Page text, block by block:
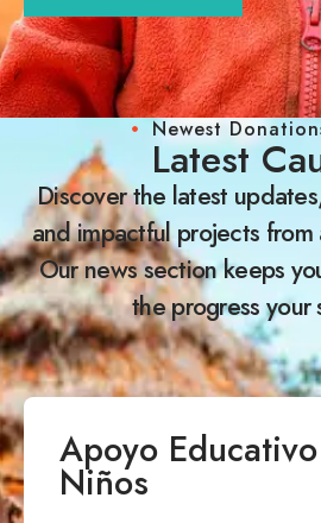
Newest
Latest
Discover the latest
and impactful projects
Our news section keeps
the progress your
Apoyo
Niños